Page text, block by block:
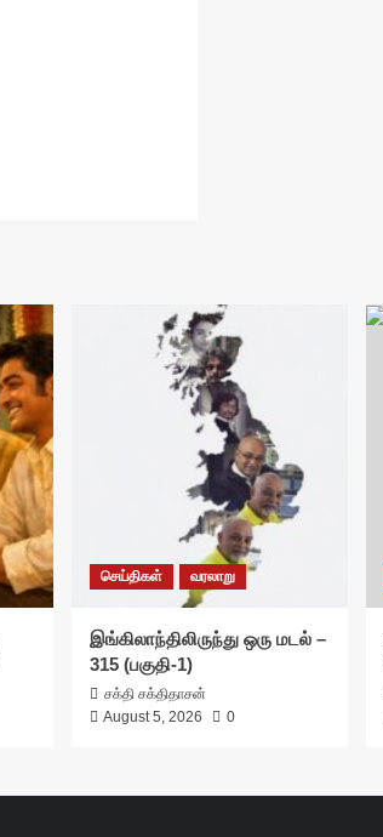
செய்திகள் வரலாறு
இங்கிலாந்திலிருந்து ஒரு மடல் –
315 (பகுதி-1)
சக்தி சக்திதாசன்
August 5, 2026
0